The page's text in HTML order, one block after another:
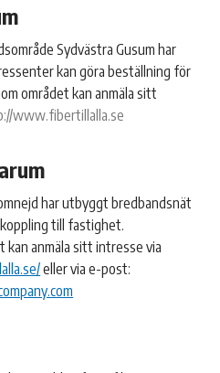
Sydvästra Gusum har
kan göra beställning för
området kan anmäla sitt
www.fibertillalla.se
har utbyggt bredbandsnät
till fastighet.
kan anmäla sitt intresse via
eller via e-post: